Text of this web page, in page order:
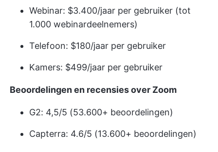
Webinar: $3.400/jaar per gebruiker (tot
1.000 webinardeelnemers)
Telefoon: $180/jaar per gebruiker
Kamers: $499/jaar per gebruiker
Beoordelingen en recensies over Zoom
G2: 4,5/5 (53.600+ beoordelingen)
Capterra: 4.6/5 (13.600+ beoordelingen)